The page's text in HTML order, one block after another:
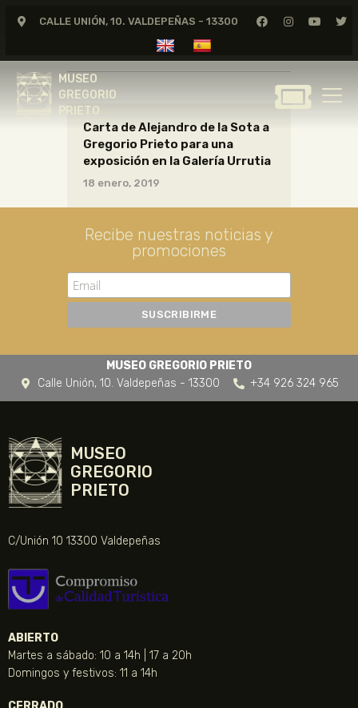
CALLE UNIÓN, 10. VALDEPEÑAS - 13300
MUSEO
GREGORIO
PRIETO
MUSEO
GREGORIO
GREGORIO PRIETO
MUSEO
ARCHIVO
CERTAMEN DE DIBUJO
FUNDACIÓN
NOTICIAS
Carta de Alejandro de la Sota a
Gregorio Prieto para una
exposición en la Galería Urrutia
18 enero, 2019
Recibe nuestras noticias y
promociones
MUSEO GREGORIO PRIETO
Calle Unión, 10. Valdepeñas - 13300
+34 926 324 965
MUSEO
GREGORIO
PRIETO
C/Unión 10 13300 Valdepeñas
ABIERTO
Martes a sábado: 10 a 14h | 17 a 20h
Domingos y festivos: 11 a 14h